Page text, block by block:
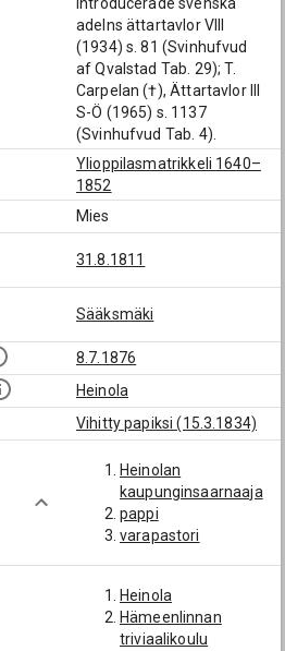
adelns ättartavlor VIII
(1934) s. 81 (Svinhufvud
af Qvalstad Tab. 29); T.
Carpelan (†), Ättartavlor III
S-Ö (1965) s. 1137
(Svinhufvud Tab. 4).
Ylioppilasmatrikkeli 1640–
1852
Mies
31.8.1811
Sääksmäki
8.7.1876
Heinola
Vihitty papiksi (15.3.1834)
Heinolan
kaupunginsaarnaaja
pappi
varapastori
Heinola
Hämeenlinnan
triviaalikoulu